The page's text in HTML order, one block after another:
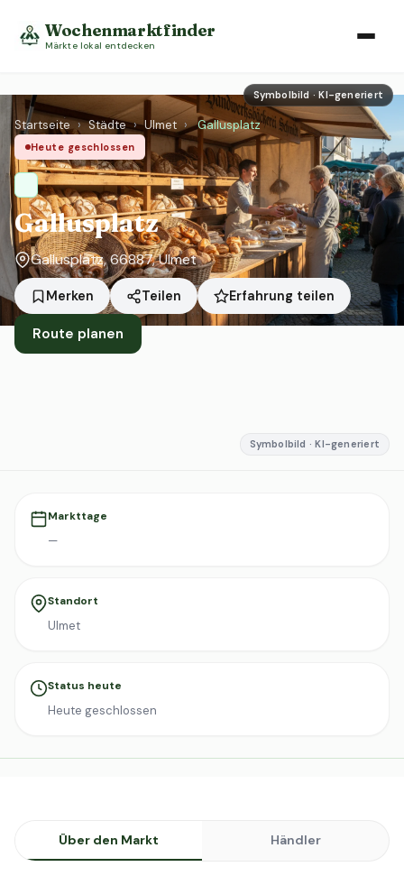
Wochenmarktfinder
Märkte lokal entdecken
Symbolbild · KI-generiert
Startseite › Städte › Ulmet › Gallusplatz
Heute geschlossen
Gallusplatz
Gallusplatz, 66887, Ulmet
Merken Teilen Erfahrung teilen
Route planen
Symbolbild · KI-generiert
Markttage
—
Standort
Ulmet
Status heute
Heute geschlossen
Über den Markt Händler